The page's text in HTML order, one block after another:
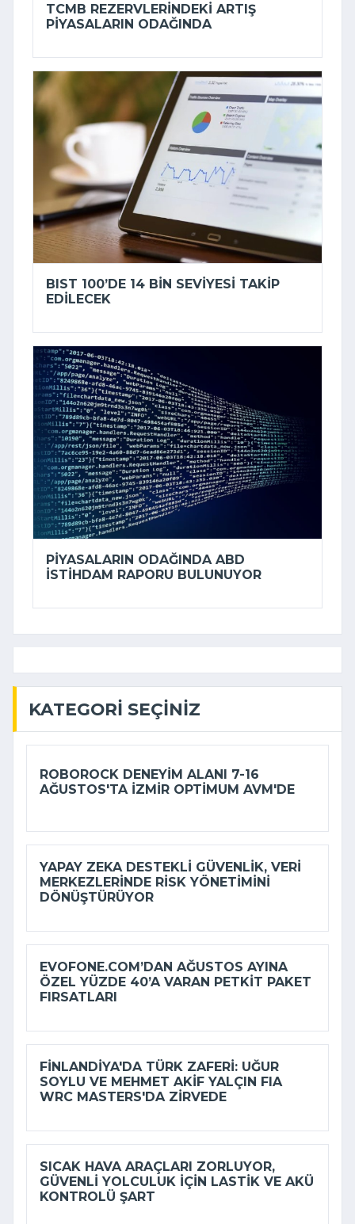
TCMB REZERVLERINDEKI ARTIŞ
PIYASALARIN ODAĞINDA
BIST 100’DE 14 BIN SEVIYESI TAKIP
EDILECEK
PIYASALARIN ODAĞINDA ABD
ISTIHDAM RAPORU BULUNUYOR
KATEGORI SEÇINIZ
ROBOROCK DENEYIM ALANI 7-16
AĞUSTOS'TA İZMIR OPTIMUM AVM'DE
YAPAY ZEKA DESTEKLI GÜVENLIK, VERI
MERKEZLERINDE RISK YÖNETIMINI
DÖNÜŞTÜRÜYOR
EVOFONE.COM’DAN AĞUSTOS AYINA
ÖZEL YÜZDE 40’A VARAN PETKIT PAKET
FIRSATLARI
FINLANDIYA'DA TÜRK ZAFERI: UĞUR
SOYLU VE MEHMET AKIF YALÇIN FIA
WRC MASTERS'DA ZIRVEDE
SICAK HAVA ARAÇLARI ZORLUYOR,
GÜVENLI YOLCULUK IÇIN LASTIK VE AKÜ
KONTROLÜ ŞART